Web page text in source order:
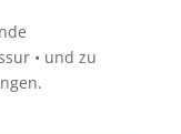
• und zu